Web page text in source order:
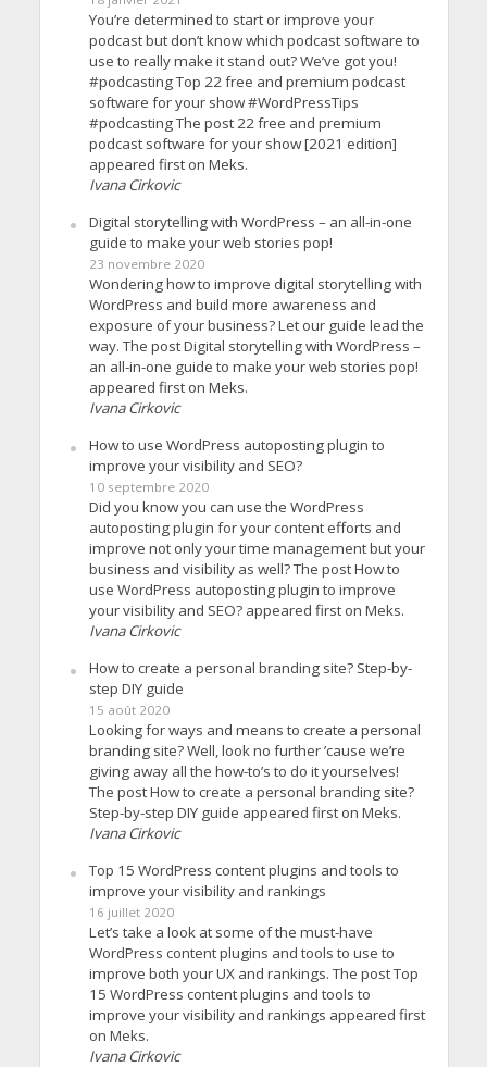
You’re determined to start or improve your
podcast but don’t know which podcast software to
use to really make it stand out? We’ve got you!
#podcasting Top 22 free and premium podcast
software for your show #WordPressTips
#podcasting The post 22 free and premium
podcast software for your show [2021 edition]
appeared first on Meks.
Ivana Cirkovic
Digital storytelling with WordPress – an all-in-one
guide to make your web stories pop!
23 novembre 2020
Wondering how to improve digital storytelling with
WordPress and build more awareness and
exposure of your business? Let our guide lead the
way. The post Digital storytelling with WordPress –
an all-in-one guide to make your web stories pop!
appeared first on Meks.
Ivana Cirkovic
How to use WordPress autoposting plugin to
improve your visibility and SEO?
10 septembre 2020
Did you know you can use the WordPress
autoposting plugin for your content efforts and
improve not only your time management but your
business and visibility as well? The post How to
use WordPress autoposting plugin to improve
your visibility and SEO? appeared first on Meks.
Ivana Cirkovic
How to create a personal branding site? Step-by-
step DIY guide
15 août 2020
Looking for ways and means to create a personal
branding site? Well, look no further ’cause we’re
giving away all the how-to’s to do it yourselves!
The post How to create a personal branding site?
Step-by-step DIY guide appeared first on Meks.
Ivana Cirkovic
Top 15 WordPress content plugins and tools to
improve your visibility and rankings
16 juillet 2020
Let’s take a look at some of the must-have
WordPress content plugins and tools to use to
improve both your UX and rankings. The post Top
15 WordPress content plugins and tools to
improve your visibility and rankings appeared first
on Meks.
Ivana Cirkovic